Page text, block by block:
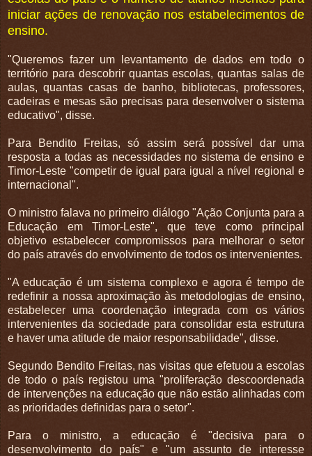
iniciar ações de renovação nos estabelecimentos de
ensino.
"Queremos fazer um levantamento de dados em todo o
território para descobrir quantas escolas, quantas salas de
aulas, quantas casas de banho, bibliotecas, professores,
cadeiras e mesas são precisas para desenvolver o sistema
educativo", disse.
Para Bendito Freitas, só assim será possível dar uma
resposta a todas as necessidades no sistema de ensino e
Timor-Leste "competir de igual para igual a nível regional e
internacional".
O ministro falava no primeiro diálogo "Ação Conjunta para a
Educação em Timor-Leste", que teve como principal
objetivo estabelecer compromissos para melhorar o setor
do país através do envolvimento de todos os intervenientes.
"A educação é um sistema complexo e agora é tempo de
redefinir a nossa aproximação às metodologias de ensino,
estabelecer uma coordenação integrada com os vários
intervenientes da sociedade para consolidar esta estrutura
e haver uma atitude de maior responsabilidade", disse.
Segundo Bendito Freitas, nas visitas que efetuou a escolas
de todo o país registou uma "proliferação descoordenada
de intervenções na educação que não estão alinhadas com
as prioridades definidas para o setor".
Para o ministro, a educação é "decisiva para o
desenvolvimento do país" e "um assunto de interesse